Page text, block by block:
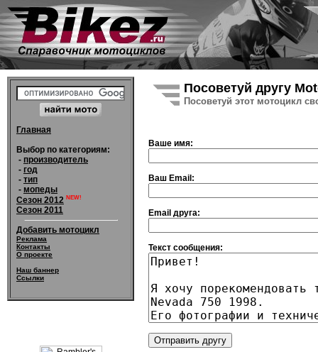
Главная
Выбор по категориям:
- производитель
- год
- тип
- мопеды
Сезон 2012 NEW!
Сезон 2011
Добавить мотоцикл
Реклама
Контакты
О проекте
Наш баннер
Ссылки
Посоветуй другу
Посоветуй этот мотоцикл
Ваше имя:
Ваш Email:
Email друга:
Текст сообщения: